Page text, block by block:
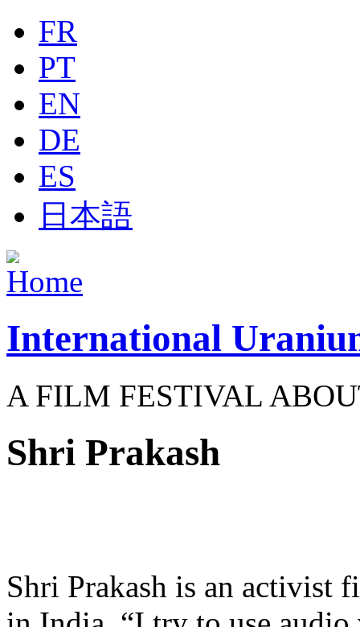
Jump to navigation
FR
PT
EN
DE
ES
日本語
International
A FILM FESTIVAL
Shri Prakash
Shri Prakash is an activist